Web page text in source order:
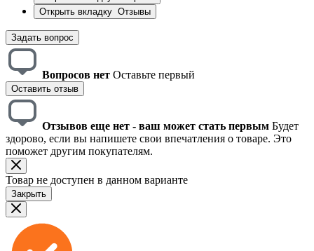
Открыть вкладку Отзывы
Задать вопрос
Вопросов нет Оставьте первый
Оставить отзыв
Отзывов еще нет - ваш может стать первым Будет
здорово, если вы напишете свои впечатления о товаре. Это
поможет другим покупателям.
Товар не доступен в данном варианте
Закрыть